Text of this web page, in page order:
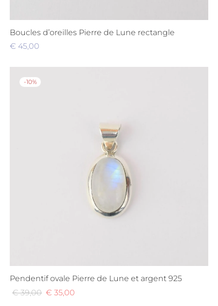
Boucles d’oreilles Pierre de Lune rectangle
€ 45,00
-10%
Pendentif ovale Pierre de Lune et argent 925
€39,00
Le
€ 35,00
Le